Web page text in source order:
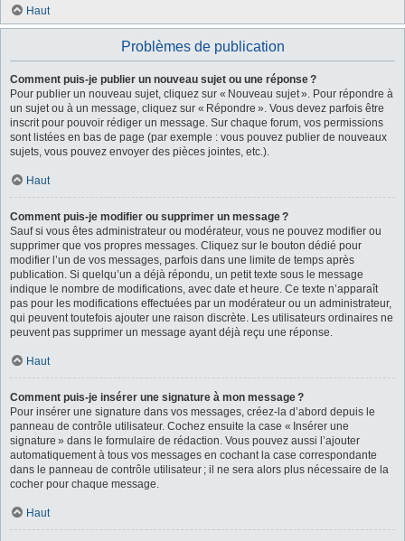
Haut
Problèmes de publication
Comment puis-je publier un nouveau sujet ou une réponse ?
Pour publier un nouveau sujet, cliquez sur « Nouveau sujet ». Pour répondre à
un sujet ou à un message, cliquez sur « Répondre ». Vous devez parfois être
inscrit pour pouvoir rédiger un message. Sur chaque forum, vos permissions
sont listées en bas de page (par exemple : vous pouvez publier de nouveaux
sujets, vous pouvez envoyer des pièces jointes, etc.).
Haut
Comment puis-je modifier ou supprimer un message ?
Sauf si vous êtes administrateur ou modérateur, vous ne pouvez modifier ou
supprimer que vos propres messages. Cliquez sur le bouton dédié pour
modifier l’un de vos messages, parfois dans une limite de temps après
publication. Si quelqu’un a déjà répondu, un petit texte sous le message
indique le nombre de modifications, avec date et heure. Ce texte n’apparaît
pas pour les modifications effectuées par un modérateur ou un administrateur,
qui peuvent toutefois ajouter une raison discrète. Les utilisateurs ordinaires ne
peuvent pas supprimer un message ayant déjà reçu une réponse.
Haut
Comment puis-je insérer une signature à mon message ?
Pour insérer une signature dans vos messages, créez-la d’abord depuis le
panneau de contrôle utilisateur. Cochez ensuite la case « Insérer une
signature » dans le formulaire de rédaction. Vous pouvez aussi l’ajouter
automatiquement à tous vos messages en cochant la case correspondante
dans le panneau de contrôle utilisateur ; il ne sera alors plus nécessaire de la
cocher pour chaque message.
Haut